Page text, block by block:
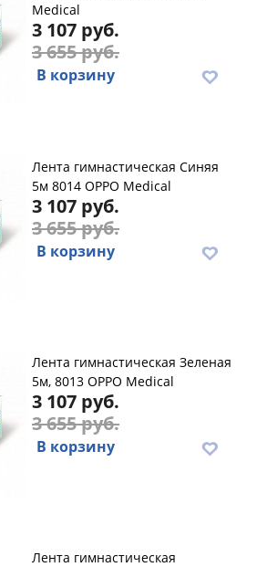
Medical
3 107 руб.
3 655 руб.
В корзину
Лента гимнастическая Синяя
5м 8014 OPPO Medical
3 107 руб.
3 655 руб.
В корзину
Лента гимнастическая Зеленая
5м, 8013 OPPO Medical
3 107 руб.
3 655 руб.
В корзину
Лента гимнастическая